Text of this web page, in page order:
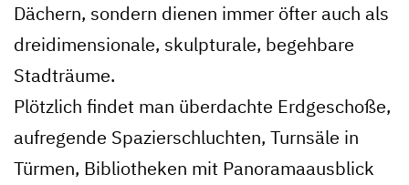
Dächern, sondern dienen immer öfter auch als
dreidimensionale, skulpturale, begehbare
Stadträume.
Plötzlich findet man überdachte Erdgeschoße,
aufregende Spazierschluchten, Turnsäle in
Türmen, Bibliotheken mit Panoramaausblick